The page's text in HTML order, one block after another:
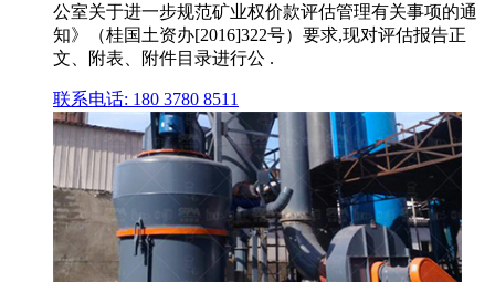
公室关于进一步规范矿业权价款评估管理有关事项的通
知》（桂国土资办[2016]322号）要求,现对评估报告正
文、附表、附件目录进行公 .
联系电话: 180 3780 8511